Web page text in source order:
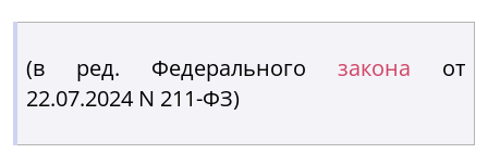
(в ред. Федерального закона от
22.07.2024 N 211-ФЗ)